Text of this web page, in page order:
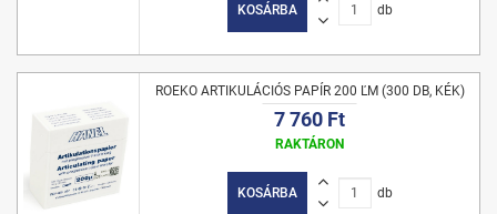
KOSÁRBA db
ROEKO ARTIKULÁCIÓS PAPÍR 200 ĽM (300 DB, KÉK)
7 760 Ft
RAKTÁRON
KOSÁRBA db